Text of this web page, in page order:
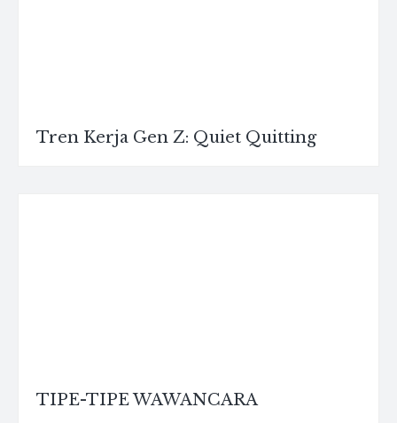
Tren Kerja Gen Z: Quiet Quitting
TIPE-TIPE WAWANCARA